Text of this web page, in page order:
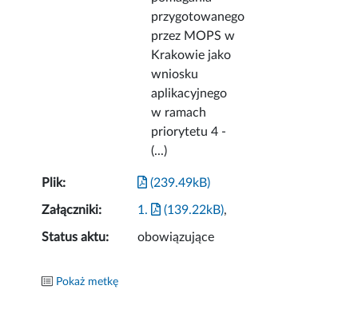
przygotowanego
przez MOPS w
Krakowie jako
wniosku
aplikacyjnego
w ramach
priorytetu 4 -
(...)
Plik: (239.49kB)
Załączniki: 1. (139.22kB),
Status aktu: obowiązujące
Pokaż metkę